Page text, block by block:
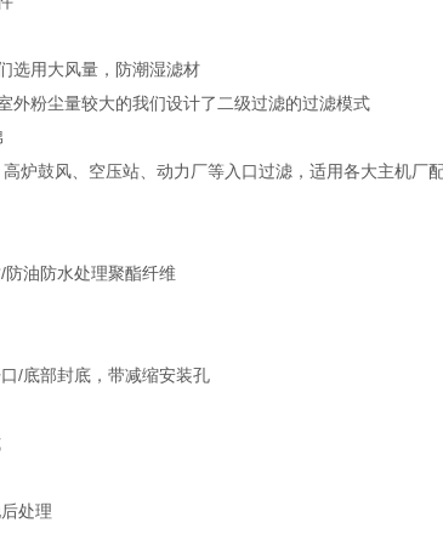
选用大风量，防潮湿滤材
外粉尘量较大的我们设计了二级过滤的过滤模式
炉鼓风、空压站、动力厂等入口过滤，适用各大主机厂
油防水处理聚酯纤维
/底部封底，带减缩安装孔
处理